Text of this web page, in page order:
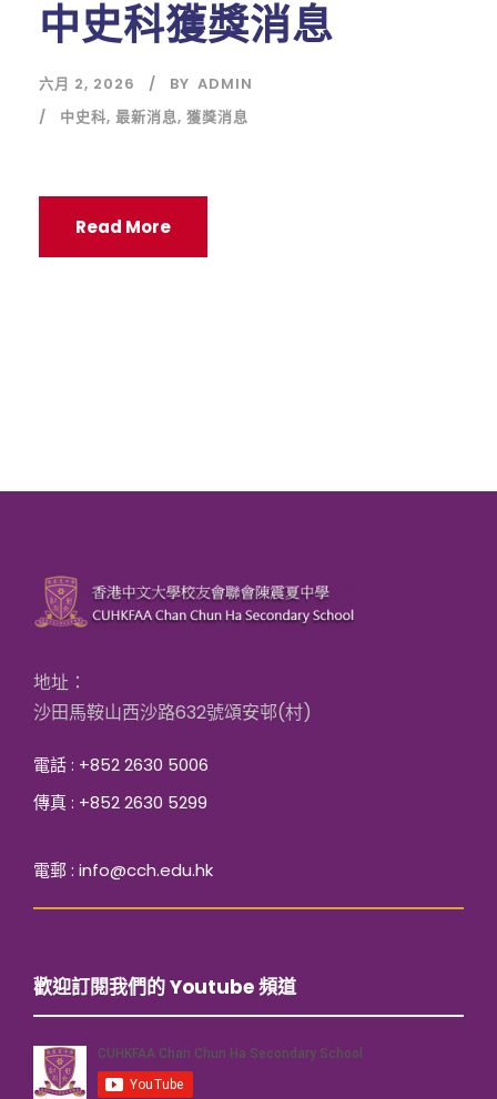
中史科獲獎消息
六月 2, 2026 BY ADMIN
中史科, 最新消息, 獲獎消息
Read More
地址：
沙田馬鞍山西沙路632號頌安邨(村)
電話 : +852 2630 5006
傳真 : +852 2630 5299
電郵 : info@cch.edu.hk
歡迎訂閱我們的 Youtube 頻道